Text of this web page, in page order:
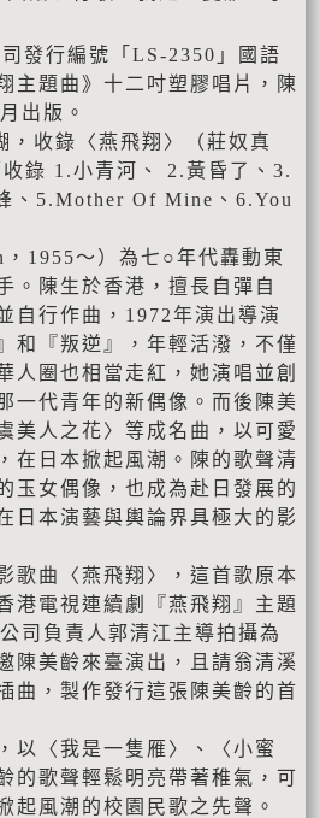
發行編號「LS-2350」國語
主題曲》十二吋塑膠唱片，陳
出版。
，收錄〈燕飛翔〉（莊奴真
錄 1.小青河、 2.黃昏了、3.
、5.Mother Of Mine、6.You
1955～）為七○年代轟動東
。陳生於香港，擅長自彈自
自行作曲，1972年演出導演
和『叛逆』，年輕活潑，不僅
人圈也相當走紅，她演唱並創
一代青年的新偶像。而後陳美
美人之花〉等成名曲，以可愛
在日本掀起風潮。陳的歌聲清
玉女偶像，也成為赴日發展的
日本演藝與輿論界具極大的影
歌曲〈燕飛翔〉，這首歌原本
港電視連續劇『燕飛翔』主題
司負責人郭清江主導拍攝為
陳美齡來臺演出，且請翁清溪
曲，製作發行這張陳美齡的首
以〈我是一隻雁〉、〈小蜜
的歌聲輕鬆明亮帶著稚氣，可
起風潮的校園民歌之先聲。